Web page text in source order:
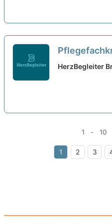
(bis zu 35
HerzBegleiter
1 - 10
1 2 3